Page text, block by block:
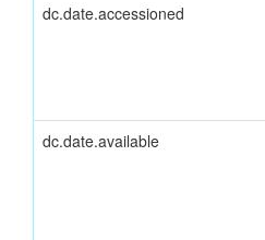
dc.date.accessioned
dc.date.available